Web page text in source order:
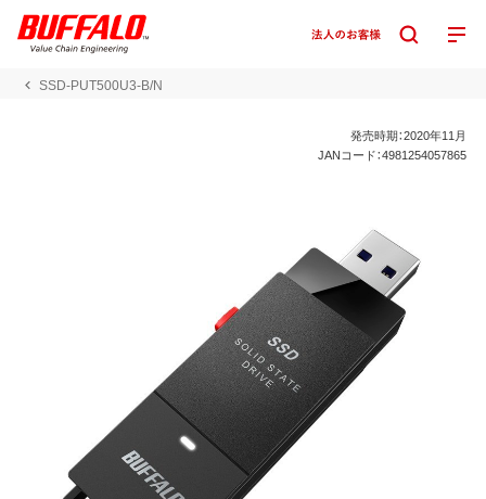
SSD-PUT500U3-B/N
発売時期：2020年11月
JANコード：4981254057865